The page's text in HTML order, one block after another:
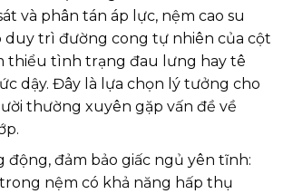
và phân tán áp lực, nệm cao su
duy trì đường cong tự nhiên của cột
thiểu tình trạng đau lưng hay tê
dậy. Đây là lựa chọn lý tưởng cho
thường xuyên gặp vấn đề về
động, đảm bảo giấc ngủ yên tĩnh:
nệm có khả năng hấp thụ